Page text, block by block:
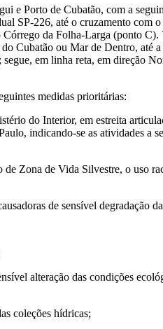
Porto de Cubatão, com a
SP-226, até o cruzamento com
da Folha-Larga (ponto
Cubatão ou Mar de Dentro, até
em linha reta, em direção
medidas prioritárias:
do Interior, em estreita
indicando-se as atividades a
Zona de Vida Silvestre, o uso
de sensível degradação
alteração das condições
coleções hídricas;